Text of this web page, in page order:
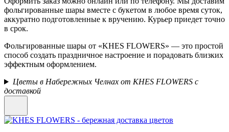
фольгированные шары вместе с букетом в любое время суток,
аккуратно подготовленные к вручению. Курьер приедет точно
в срок.
Фольгированные шары от «KHES FLOWERS» — это простой
способ создать праздничное настроение и порадовать близких
эффектным оформлением.
Цветы в Набережных Челнах от KHES FLOWERS с
доставкой